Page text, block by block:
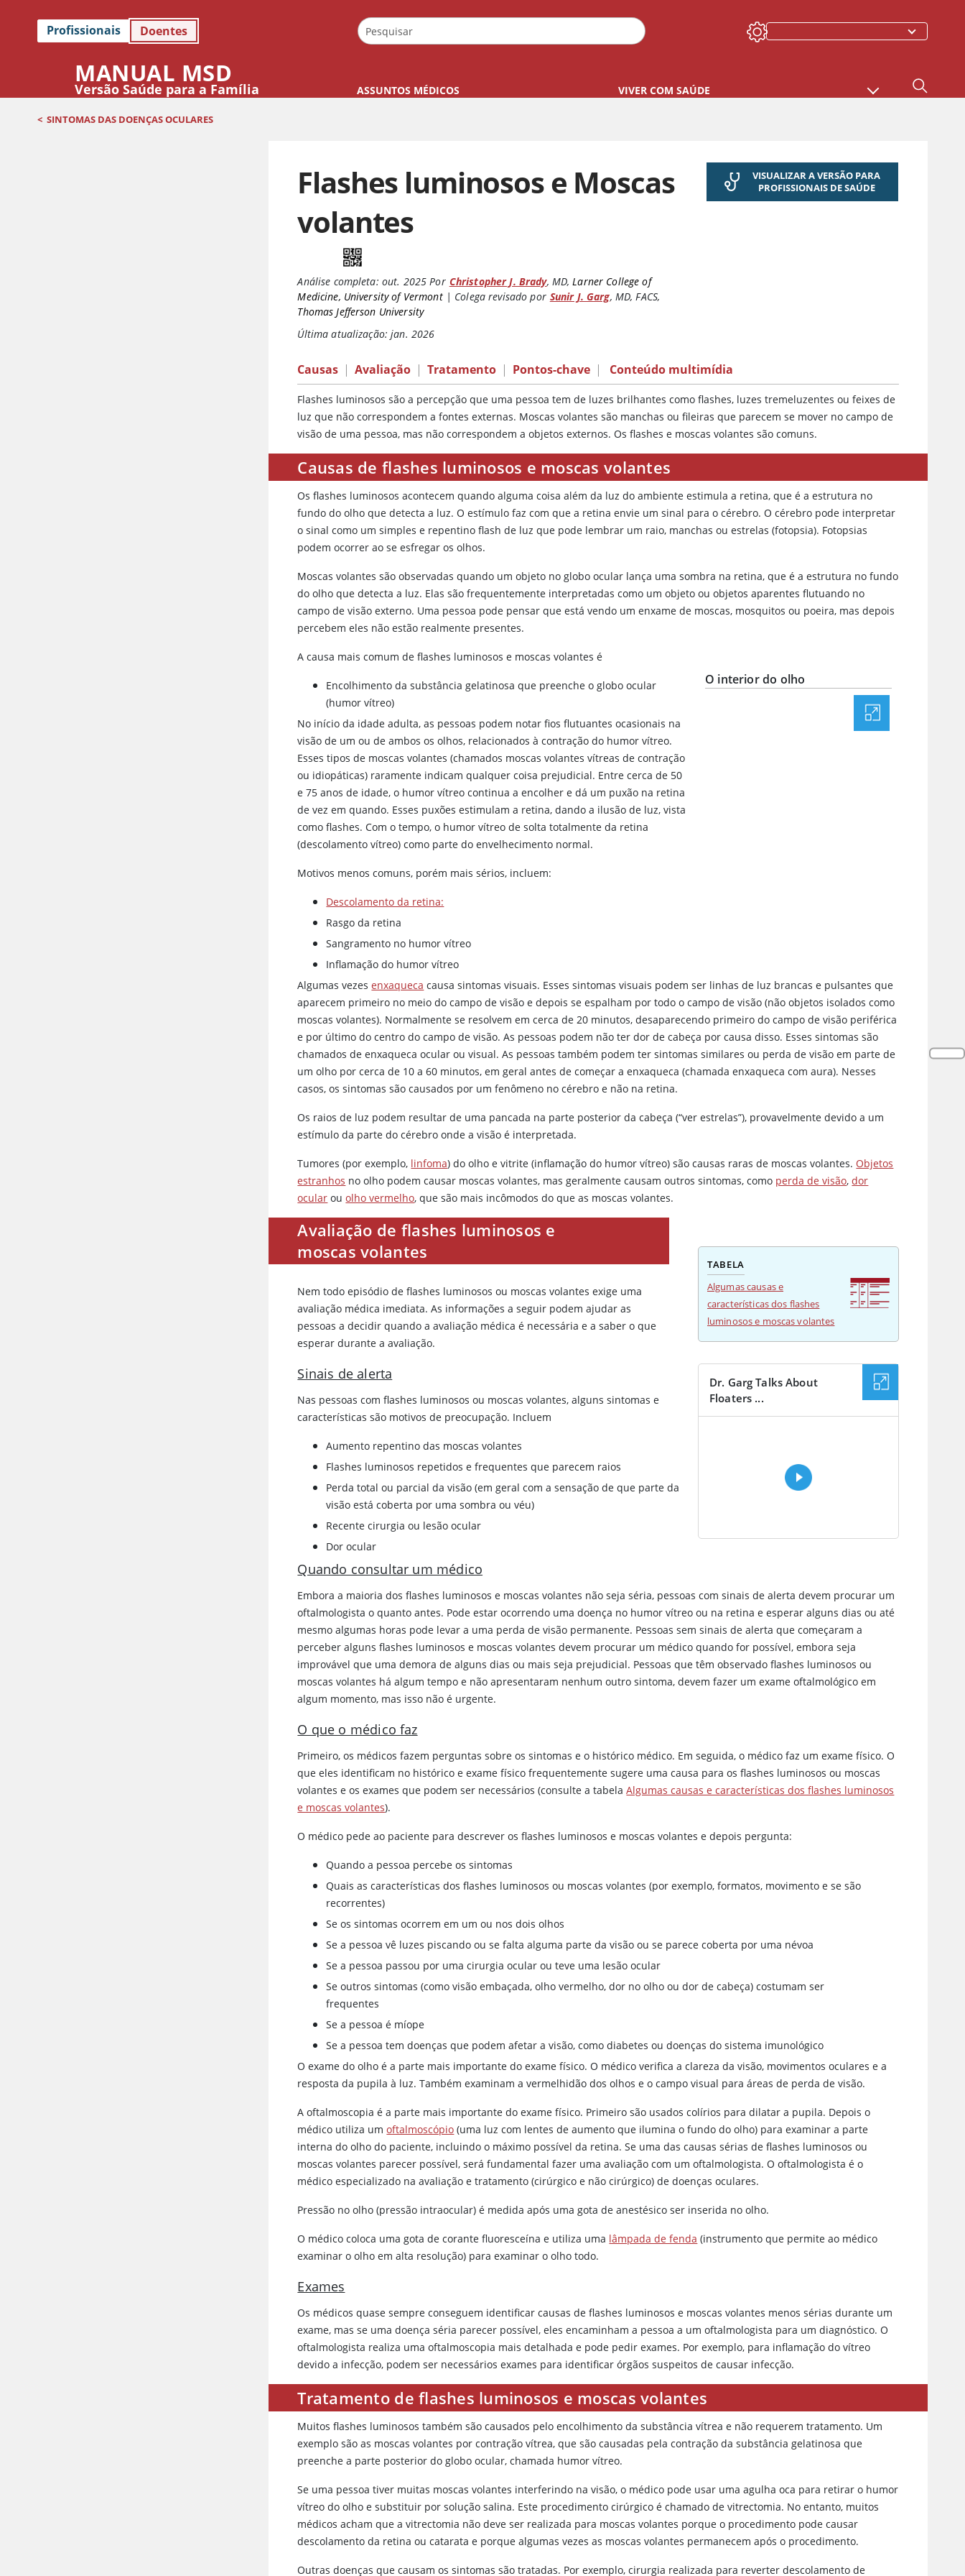
Profissionais Doentes
MANUAL MSD
Versão Saúde para a Família ASSUNTOS MÉDICOS VIVER COM SAÚDE
< SINTOMAS DAS DOENÇAS OCULARES
Flashes luminosos e Moscas
volantes
Análise completa: out. 2025 Por Christopher J. Brady, MD,Larner College of
Medicine, University of Vermont| Colega revisado por Sunir J. Garg, MD, FACS,
Thomas Jefferson University
Última atualização: jan. 2026
VISUALIZAR A VERSÃO PARA
PROFISSIONAIS DE SAÚDE
Causas | Avaliação | Tratamento | Pontos-chave | Conteúdo multimídia
Flashes luminosos são a percepção que uma pessoa tem de luzes brilhantes como flashes, luzes tremeluzentes ou feixes de
luz que não correspondem a fontes externas. Moscas volantes são manchas ou fileiras que parecem se mover no campo de
visão de uma pessoa, mas não correspondem a objetos externos. Os flashes e moscas volantes são comuns.
Causas de flashes luminosos e moscas volantes
Os flashes luminosos acontecem quando alguma coisa além da luz do ambiente estimula a retina, que é a estrutura no
fundo do olho que detecta a luz. O estímulo faz com que a retina envie um sinal para o cérebro. O cérebro pode interpretar
o sinal como um simples e repentino flash de luz que pode lembrar um raio, manchas ou estrelas (fotopsia). Fotopsias
podem ocorrer ao se esfregar os olhos.
Moscas volantes são observadas quando um objeto no globo ocular lança uma sombra na retina, que é a estrutura no fundo
do olho que detecta a luz. Elas são frequentemente interpretadas como um objeto ou objetos aparentes flutuando no
campo de visão externo. Uma pessoa pode pensar que está vendo um enxame de moscas, mosquitos ou poeira, mas depois
percebem eles não estão realmente presentes.
O interior do olho
A causa mais comum de flashes luminosos e moscas volantes é
Encolhimento da substância gelatinosa que preenche o globo ocular
(humor vítreo)
No início da idade adulta, as pessoas podem notar fios flutuantes ocasionais na
visão de um ou de ambos os olhos, relacionados à contração do humor vítreo.
Esses tipos de moscas volantes (chamados moscas volantes vítreas de contração
ou idiopáticas) raramente indicam qualquer coisa prejudicial. Entre cerca de 50
e 75 anos de idade, o humor vítreo continua a encolher e dá um puxão na retina
de vez em quando. Esses puxões estimulam a retina, dando a ilusão de luz, vista
como flashes. Com o tempo, o humor vítreo de solta totalmente da retina
(descolamento vítreo) como parte do envelhecimento normal.
Motivos menos comuns, porém mais sérios, incluem:
Descolamento da retina:
Rasgo da retina
Sangramento no humor vítreo
Inflamação do humor vítreo
Algumas vezesenxaqueca causa sintomas visuais. Esses sintomas visuais podem ser linhas de luz brancas e pulsantes que
aparecem primeiro no meio do campo de visão e depois se espalham por todo o campo de visão (não objetos isolados como
moscas volantes). Normalmente se resolvem em cerca de 20 minutos, desaparecendo primeiro do campo de visão periférica
e por último do centro do campo de visão. As pessoas podem não ter dor de cabeça por causa disso. Esses sintomas são
chamados de enxaqueca ocular ou visual. As pessoas também podem ter sintomas similares ou perda de visão em parte de
um olho por cerca de 10 a 60 minutos, em geral antes de começar a enxaqueca (chamada enxaqueca com aura). Nesses
casos, os sintomas são causados por um fenômeno no cérebro e não na retina.
Os raios de luz podem resultar de uma pancada na parte posterior da cabeça (“ver estrelas”), provavelmente devido a um
estímulo da parte do cérebro onde a visão é interpretada.
Tumores (por exemplo, linfoma) do olho e vitrite (inflamação do humor vítreo) são causas raras de moscas volantes. Objetos
estranhos no olho podem causar moscas volantes, mas geralmente causam outros sintomas, como perda de visão,dor
ocular ouolho vermelho, que são mais incômodos do que as moscas volantes.
TABELA
Algumas causas e
características dos flashes
luminosos e moscas volantes
Avaliação de flashes luminosos e
moscas volantes
Dr. Garg Talks About
Floaters ...
Nem todo episódio de flashes luminosos ou moscas volantes exige uma
avaliação médica imediata. As informações a seguir podem ajudar as
pessoas a decidir quando a avaliação médica é necessária e a saber o que
esperar durante a avaliação.
Sinais de alerta
Nas pessoas com flashes luminosos ou moscas volantes, alguns sintomas e
características são motivos de preocupação. Incluem
Aumento repentino das moscas volantes
Flashes luminosos repetidos e frequentes que parecem raios
Perda total ou parcial da visão (em geral com a sensação de que parte da
visão está coberta por uma sombra ou véu)
Recente cirurgia ou lesão ocular
Dor ocular
Quando consultar um médico
Embora a maioria dos flashes luminosos e moscas volantes não seja séria, pessoas com sinais de alerta devem procurar um
oftalmologista o quanto antes. Pode estar ocorrendo uma doença no humor vítreo ou na retina e esperar alguns dias ou até
mesmo algumas horas pode levar a uma perda de visão permanente. Pessoas sem sinais de alerta que começaram a
perceber alguns flashes luminosos e moscas volantes devem procurar um médico quando for possível, embora seja
improvável que uma demora de alguns dias ou mais seja prejudicial. Pessoas que têm observado flashes luminosos ou
moscas volantes há algum tempo e não apresentaram nenhum outro sintoma, devem fazer um exame oftalmológico em
algum momento, mas isso não é urgente.
O que o médico faz
Primeiro, os médicos fazem perguntas sobre os sintomas e o histórico médico. Em seguida, o médico faz um exame físico. O
que eles identificam no histórico e exame físico frequentemente sugere uma causa para os flashes luminosos ou moscas
volantes e os exames que podem ser necessários (consulte a tabelaAlgumas causas e características dos flashes luminosos
e moscas volantes).
O médico pede ao paciente para descrever os flashes luminosos e moscas volantes e depois pergunta:
Quando a pessoa percebe os sintomas
Quais as características dos flashes luminosos ou moscas volantes (por exemplo, formatos, movimento e se são
recorrentes)
Se os sintomas ocorrem em um ou nos dois olhos
Se a pessoa vê luzes piscando ou se falta alguma parte da visão ou se parece coberta por uma névoa
Se a pessoa passou por uma cirurgia ocular ou teve uma lesão ocular
Se outros sintomas (como visão embaçada, olho vermelho, dor no olho ou dor de cabeça) costumam ser
frequentes
Se a pessoa é míope
Se a pessoa tem doenças que podem afetar a visão, como diabetes ou doenças do sistema imunológico
O exame do olho é a parte mais importante do exame físico. O médico verifica a clareza da visão, movimentos oculares e a
resposta da pupila à luz. Também examinam a vermelhidão dos olhos e o campo visual para áreas de perda de visão.
A oftalmoscopia é a parte mais importante do exame físico. Primeiro são usados colírios para dilatar a pupila. Depois o
médico utiliza umoftalmoscópio (uma luz com lentes de aumento que ilumina o fundo do olho) para examinar a parte
interna do olho do paciente, incluindo o máximo possível da retina. Se uma das causas sérias de flashes luminosos ou
moscas volantes parecer possível, será fundamental fazer uma avaliação com um oftalmologista. O oftalmologista é o
médico especializado na avaliação e tratamento (cirúrgico e não cirúrgico) de doenças oculares.
Pressão no olho (pressão intraocular) é medida após uma gota de anestésico ser inserida no olho.
O médico coloca uma gota de corante fluoresceína e utiliza uma lâmpada de fenda (instrumento que permite ao médico
examinar o olho em alta resolução) para examinar o olho todo.
Exames
Os médicos quase sempre conseguem identificar causas de flashes luminosos e moscas volantes menos sérias durante um
exame, mas se uma doença séria parecer possível, eles encaminham a pessoa a um oftalmologista para um diagnóstico. O
oftalmologista realiza uma oftalmoscopia mais detalhada e pode pedir exames. Por exemplo, para inflamação do vítreo
devido a infecção, podem ser necessários exames para identificar órgãos suspeitos de causar infecção.
Tratamento de flashes luminosos e moscas volantes
Muitos flashes luminosos também são causados pelo encolhimento da substância vítrea e não requerem tratamento. Um
exemplo são as moscas volantes por contração vítrea, que são causadas pela contração da substância gelatinosa que
preenche a parte posterior do globo ocular, chamada humor vítreo.
Se uma pessoa tiver muitas moscas volantes interferindo na visão, o médico pode usar uma agulha oca para retirar o humor
vítreo do olho e substituir por solução salina. Este procedimento cirúrgico é chamado de vitrectomia. No entanto, muitos
médicos acham que a vitrectomia não deve ser realizada para moscas volantes porque o procedimento pode causar
descolamento da retina ou catarata e porque algumas vezes as moscas volantes permanecem após o procedimento.
Outras doenças que causam os sintomas são tratadas. Por exemplo, cirurgia realizada para reverter descolamento de